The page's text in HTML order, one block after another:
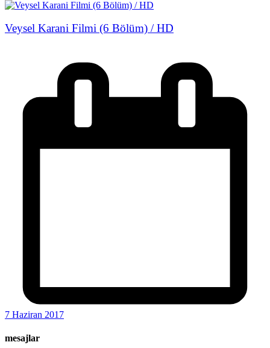
Veysel Karani Filmi (6 Bölüm) / HD
7 Haziran 2017
mesajlar